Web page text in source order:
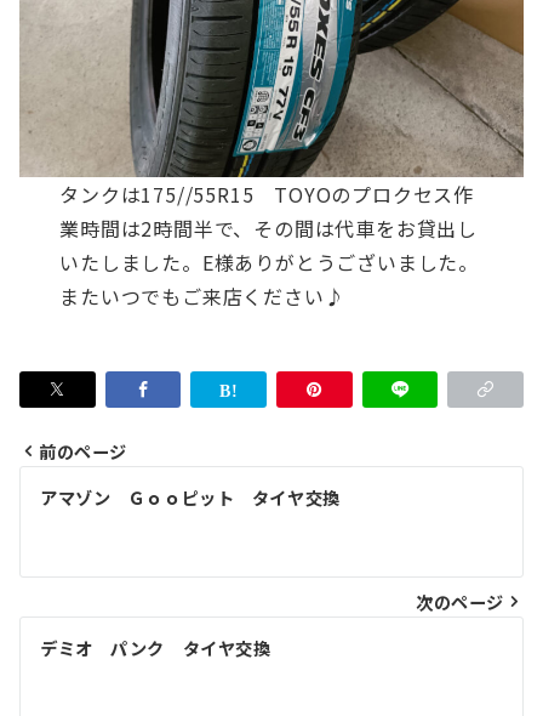
タンクは175//55R15 TOYOのプロクセス作
業時間は2時間半で、その間は代車をお貸出し
いたしました。 E様ありがとうございました。
またいつでもご来店ください♪
投
ビ
ゲ
前のページ
アマゾン Ｇｏｏピット タイヤ交換
次のページ
デミオ パンク タイヤ交換